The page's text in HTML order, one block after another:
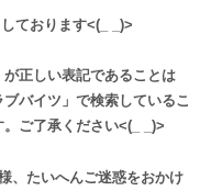
ております<(_ _)>
正しい表記であることは
バイツ」で検索しているこ
ご了承ください<(_ _)>
、たいへんご迷惑をおかけ